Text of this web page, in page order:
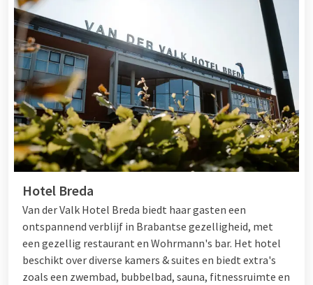
Hotel Breda
Van der Valk Hotel Breda biedt haar gasten een
ontspannend verblijf in Brabantse gezelligheid, met
een gezellig restaurant en Wohrmann's bar. Het hotel
beschikt over diverse kamers & suites en biedt extra's
zoals een zwembad, bubbelbad, sauna, fitnessruimte en